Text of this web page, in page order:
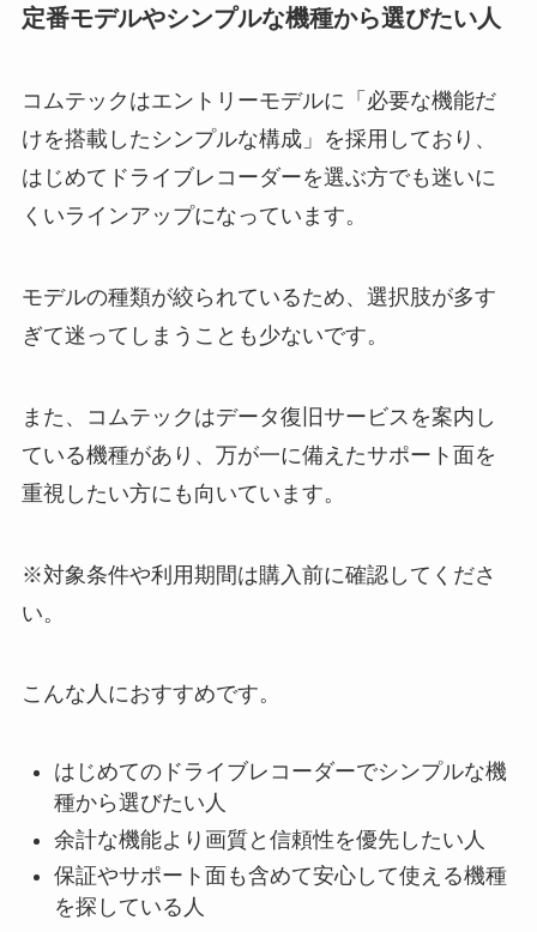
定番モデルやシンプルな機種から選びたい人
コムテックはエントリーモデルに「必要な機能だ
けを搭載したシンプルな構成」を採用しており、
はじめてドライブレコーダーを選ぶ方でも迷いに
くいラインアップになっています。
モデルの種類が絞られているため、選択肢が多す
ぎて迷ってしまうことも少ないです。
また、コムテックはデータ復旧サービスを案内し
ている機種があり、万が一に備えたサポート面を
重視したい方にも向いています。
※対象条件や利用期間は購入前に確認してくださ
い。
こんな人におすすめです。
はじめてのドライブレコーダーでシンプルな機
種から選びたい人
余計な機能より画質と信頼性を優先したい人
保証やサポート面も含めて安心して使える機種
を探している人